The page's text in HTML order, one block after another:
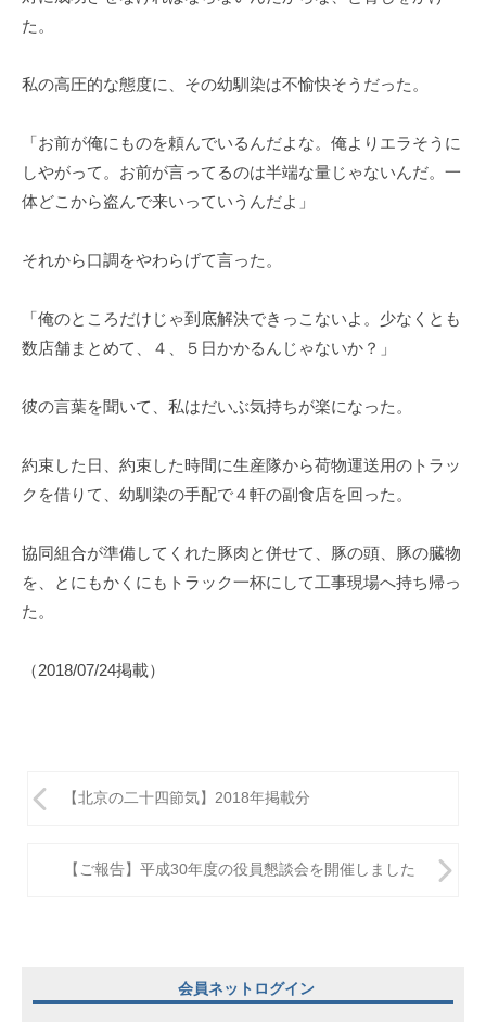
た。
私の高圧的な態度に、その幼馴染は不愉快そうだった。
「お前が俺にものを頼んでいるんだよな。俺よりエラそうに
しやがって。お前が言ってるのは半端な量じゃないんだ。一
体どこから盗んで来いっていうんだよ」
それから口調をやわらげて言った。
「俺のところだけじゃ到底解決できっこないよ。少なくとも
数店舗まとめて、４、５日かかるんじゃないか？」
彼の言葉を聞いて、私はだいぶ気持ちが楽になった。
約束した日、約束した時間に生産隊から荷物運送用のトラッ
クを借りて、幼馴染の手配で４軒の副食店を回った。
協同組合が準備してくれた豚肉と併せて、豚の頭、豚の臓物
を、とにもかくにもトラック一杯にして工事現場へ持ち帰っ
た。
（2018/07/24掲載）
投
シ
【北京の二十四節気】2018年掲載分
【ご報告】平成30年度の役員懇談会を開催しました
会員ネットログイン